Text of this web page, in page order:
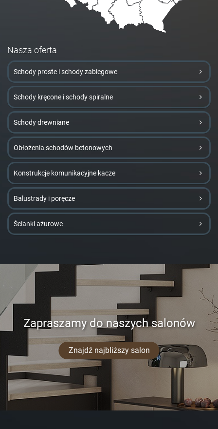
Nasza oferta
Schody proste i schody zabiegowe
Schody kręcone i schody spiralne
Schody drewniane
Obłożenia schodów betonowych
Konstrukcje komunikacyjne kacze
Balustrady i poręcze
Ścianki ażurowe
Zapraszamy do naszych salonów
Znajdź najbliższy salon